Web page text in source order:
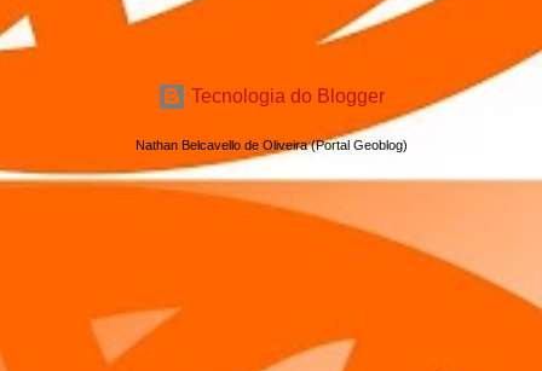
Tecnologia do Blogger
Nathan Belcavello de Oliveira (Portal Geoblog)